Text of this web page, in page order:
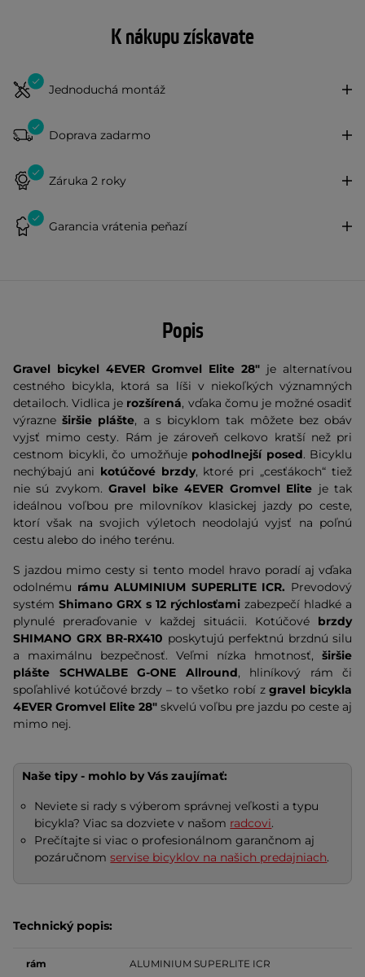
K nákupu získavate
Jednoduchá montáž
Doprava zadarmo
Záruka 2 roky
Garancia vrátenia peňazí
Popis
Gravel bicykel 4EVER Gromvel Elite 28" je alternatívou
cestného bicykla, ktorá sa líši v niekoľkých významných
detailoch. Vidlica je rozšírená, vďaka čomu je možné osadiť
výrazne širšie plášte, a s bicyklom tak môžete bez obáv
vyjsť mimo cesty. Rám je zároveň celkovo kratší než pri
cestnom bicykli, čo umožňuje pohodlnejší posed. Bicyklu
nechýbajú ani kotúčové brzdy, ktoré pri „cesťákoch“ tiež
nie sú zvykom.Gravel bike4EVER Gromvel Elite je tak
ideálnou voľbou pre milovníkov klasickej jazdy po ceste,
ktorí však na svojich výletoch neodolajú vyjsť na poľnú
cestu alebo do iného terénu.
S jazdou mimo cesty si tento model hravo poradí aj vďaka
odolnému rámu ALUMINIUM SUPERLITE ICR. Prevodový
systém Shimano GRX s 12 rýchlosťami zabezpečí hladké a
plynulé preraďovanie v každej situácii. Kotúčové brzdy
SHIMANO GRX BR-RX410 poskytujú perfektnú brzdnú silu
a maximálnu bezpečnosť. Veľmi nízka hmotnosť, širšie
plášte SCHWALBE G-ONE Allround, hliníkový rám či
spoľahlivé kotúčové brzdy – to všetko robí zgravel bicykla
4EVER Gromvel Elite 28" skvelú voľbu pre jazdu po ceste aj
mimo nej.
Naše tipy - mohlo by Vás zaujímať:
Neviete si rady s výberom správnej veľkosti a typu
bicykla? Viac sa dozviete v našom radcovi.
Prečítajte si viac o profesionálnom garančnom aj
pozáručnomservise bicyklov na našich predajniach.
Technický popis:
rám ALUMINIUM SUPERLITE ICR